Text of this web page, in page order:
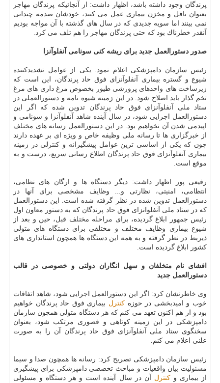
پرندگان وجود داشته باشد، اظهار داشت: از آنجائیكه پرندگان مهاجر
بعنوان ناقل و مخزن بیماری عمل می كنند، خودشان صدمه چندانی
نمی بینند اما سویه جدیدی كه در سال های گذشته با آن مواجه بودیم
آنقدر خطرناك بود كه حتی پرندگان مهاجر را هم تلف می كرد.
صدور دستورالعمل جدید برای ریشه كنی سونامی آنفلوآنزا
رئیس سازمان دامپزشكی اعلام نمود: یكی از عوامل تشدیدكننده
شیوع و گستره بیماری آنفلوآنزای فوق حاد پرندگان، این است كه
زیرساخت های واحدهای پرورشی طیور بخصوص مرغ داری های مرغ
تخم گذار باید اصلاح شود. در این زمینه شیوه نامه و دستورالعملی در
ستاد ملی آنفلوآنزای فوق حاد پرندگان تدوین شده كه اگر این
دستورالعمل اجرایی شود، در سال آینده شاهد آنفلوآنزا و سونامی و
اپیدمی شدن آن نخواهیم بود. در این دستورالعمل رسانه های مختلف
از خبرگزاری ها تا رسانه ملی وظیفه خاص و ویژه ای بر عهده دارند
چون كه یكی از اساسی ترین عوامل پیشگیرانه و كنترلی در زمینه
بیماری آنفلوآنزای فوق حاد پرندگان اطلاع رسانی سریع، درست و به
موقع است.
رفیعی پور اظهار داشت: دیگر دستگاه ها و ارگان های نظامی،
انتظامی، امنیتی، نظارتی و... وظایف مشخصی برای آنها در
دستورالعمل تدوین شده در نظر گرفته شده است. این دستورالعمل
كه در ستاد ملی آنفلوانزای فوق حاد پرندگان كه به دستور معاون اول
رئیس جمهور ابلاغ گردیده، برای مراحله مختلف قبل، حین و بعد از
شیوع بیماری وظایف مختلف و مختلفی برای دستگاه های متولی
ذیربط در نظر گرفته و به همه این دستگاه ها همچون استانداری های
كشور ابلاغ گردیده است.
افشای نام متخلفان و سهل انگاران دولتی و خصوصی در قالب
دستورالعمل جدید
وی خاطرنشان كرد: اگر این دستورالعمل اجرایی شود، شاهد اتفاقات
خوب و امیدبخشی در حوزه كنترل بیماری فوق حاد پرندگان خواهیم
بود و از هم اكنون تعهد می كنم كه هر دستگاه متولی همچون سازمان
دامپزشكی در این زمینه كوتاهی و قصوری مرتكب شود، بعنوان
سخنگوی ستاد ملی آنفلوآنزای فوق حاد پرندگان آن را به صورت
علنی اعلام می كنم.
رئیس سازمان دامپزشكی تصریح كرد: رسانه ها همچون صدا و سیما
مسئولیت بیان واقعیات و مباحث تخصصی دامپزشكی برای پیشگیری
از بیماری وكنترل آن در سال آینده است و هر دستگاه و مسئولی